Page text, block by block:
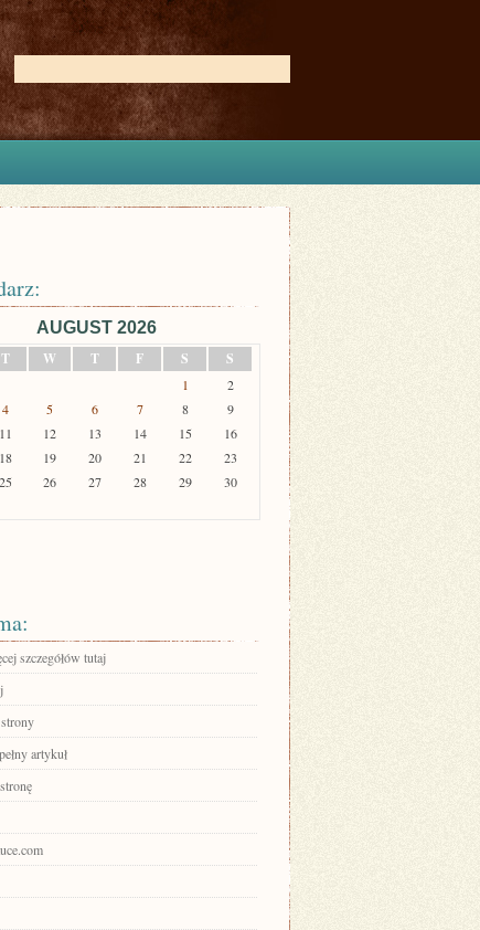
AUGUST 2026
T W T F S S
1
2
4 5 6 7 8
9
11 12 13 14 15
16
18 19 20 21 22
23
25 26 27 28 29
30
szczegółów tutaj
artykuł